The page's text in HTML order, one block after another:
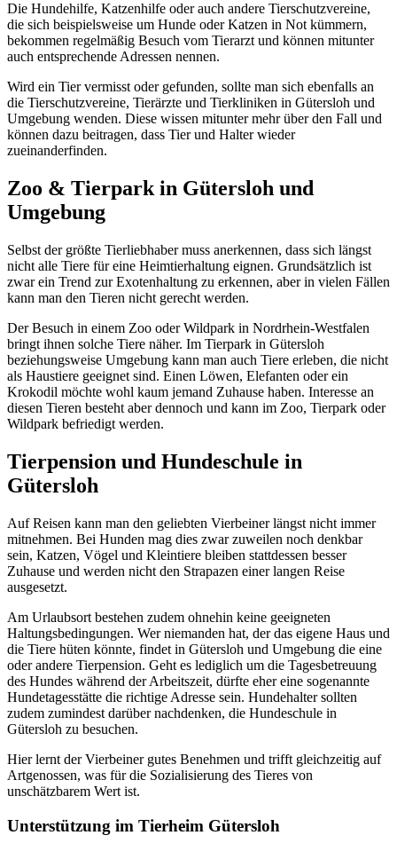
Die Hundehilfe, Katzenhilfe oder auch andere Tierschutzvereine,
die sich beispielsweise um Hunde oder Katzen in Not kümmern,
bekommen regelmäßig Besuch vom Tierarzt und können mitunter
auch entsprechende Adressen nennen.
Wird ein Tier vermisst oder gefunden, sollte man sich ebenfalls an
die Tierschutzvereine, Tierärzte und Tierkliniken in Gütersloh und
Umgebung wenden. Diese wissen mitunter mehr über den Fall und
können dazu beitragen, dass Tier und Halter wieder
zueinanderfinden.
Zoo & Tierpark in Gütersloh und
Umgebung
Selbst der größte Tierliebhaber muss anerkennen, dass sich längst
nicht alle Tiere für eine Heimtierhaltung eignen. Grundsätzlich ist
zwar ein Trend zur Exotenhaltung zu erkennen, aber in vielen Fällen
kann man den Tieren nicht gerecht werden.
Der Besuch in einem Zoo oder Wildpark in Nordrhein-Westfalen
bringt ihnen solche Tiere näher. Im Tierpark in Gütersloh
beziehungsweise Umgebung kann man auch Tiere erleben, die nicht
als Haustiere geeignet sind. Einen Löwen, Elefanten oder ein
Krokodil möchte wohl kaum jemand Zuhause haben. Interesse an
diesen Tieren besteht aber dennoch und kann im Zoo, Tierpark oder
Wildpark befriedigt werden.
Tierpension und Hundeschule in
Gütersloh
Auf Reisen kann man den geliebten Vierbeiner längst nicht immer
mitnehmen. Bei Hunden mag dies zwar zuweilen noch denkbar
sein, Katzen, Vögel und Kleintiere bleiben stattdessen besser
Zuhause und werden nicht den Strapazen einer langen Reise
ausgesetzt.
Am Urlaubsort bestehen zudem ohnehin keine geeigneten
Haltungsbedingungen. Wer niemanden hat, der das eigene Haus und
die Tiere hüten könnte, findet in Gütersloh und Umgebung die eine
oder andere Tierpension. Geht es lediglich um die Tagesbetreuung
des Hundes während der Arbeitszeit, dürfte eher eine sogenannte
Hundetagesstätte die richtige Adresse sein. Hundehalter sollten
zudem zumindest darüber nachdenken, die Hundeschule in
Gütersloh zu besuchen.
Hier lernt der Vierbeiner gutes Benehmen und trifft gleichzeitig auf
Artgenossen, was für die Sozialisierung des Tieres von
unschätzbarem Wert ist.
Unterstützung im Tierheim Gütersloh